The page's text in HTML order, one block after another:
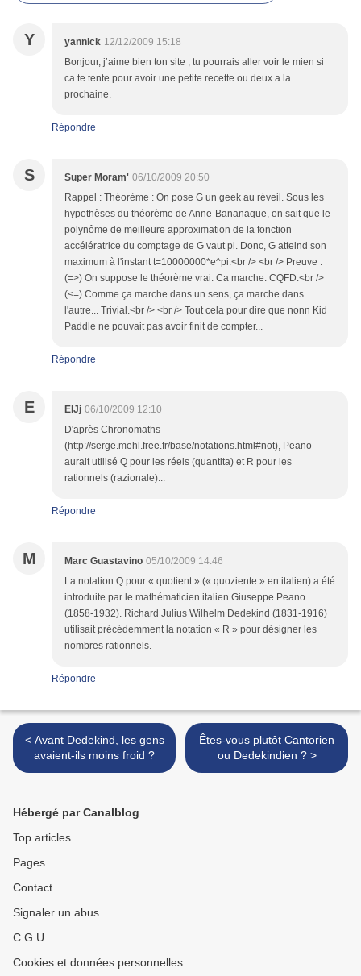
Y yannick 12/12/2009 15:18
Bonjour, j’aime bien ton site , tu pourrais aller voir le mien si
ca te tente pour avoir une petite recette ou deux a la
prochaine.
Répondre
S Super Moram' 06/10/2009 20:50
Rappel : Théorème : On pose G un geek au réveil. Sous les
hypothèses du théorème de Anne-Bananaque, on sait que le
polynôme de meilleure approximation de la fonction
accélératrice du comptage de G vaut pi. Donc, G atteind son
maximum à l'instant t=10000000*e^pi.<br /> <br /> Preuve :
(=>) On suppose le théorème vrai. Ca marche. CQFD.<br />
(<=) Comme ça marche dans un sens, ça marche dans
l'autre... Trivial.<br /> <br /> Tout cela pour dire que nonn Kid
Paddle ne pouvait pas avoir finit de compter...
Répondre
E ElJj 06/10/2009 12:10
D'après Chronomaths
(http://serge.mehl.free.fr/base/notations.html#not), Peano
aurait utilisé Q pour les réels (quantita) et R pour les
rationnels (razionale)...
Répondre
M Marc Guastavino 05/10/2009 14:46
La notation Q pour « quotient » (« quoziente » en italien) a été
introduite par le mathématicien italien Giuseppe Peano
(1858-1932). Richard Julius Wilhelm Dedekind (1831-1916)
utilisait précédemment la notation « R » pour désigner les
nombres rationnels.
Répondre
< Avant Dedekind, les gens
avaient-ils moins froid ?
Êtes-vous plutôt Cantorien
ou Dedekindien ? >
Hébergé par Canalblog
Top articles
Pages
Contact
Signaler un abus
C.G.U.
Cookies et données personnelles